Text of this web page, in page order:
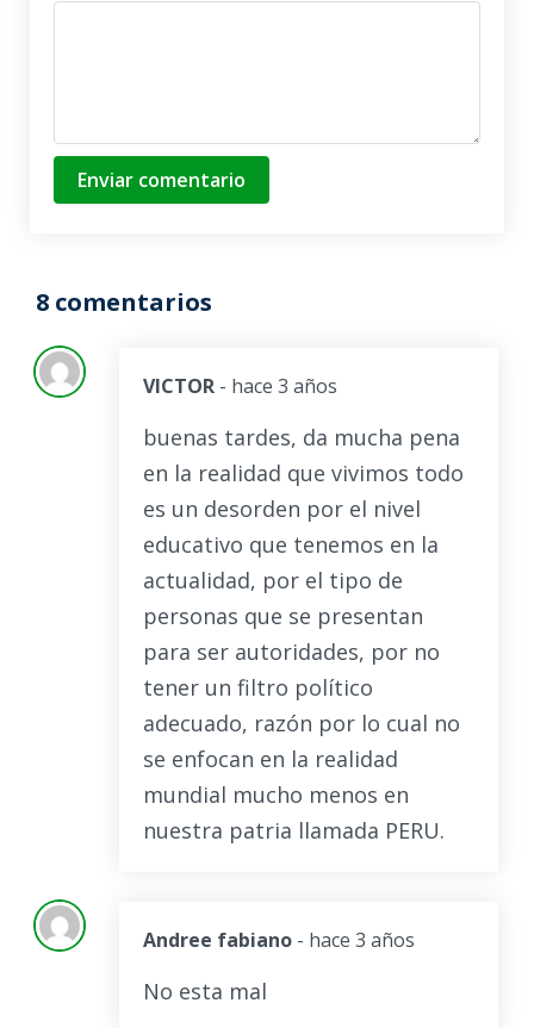
Enviar comentario
8 comentarios
VICTOR - hace 3 años
buenas tardes, da mucha pena
en la realidad que vivimos todo
es un desorden por el nivel
educativo que tenemos en la
actualidad, por el tipo de
personas que se presentan
para ser autoridades, por no
tener un filtro político
adecuado, razón por lo cual no
se enfocan en la realidad
mundial mucho menos en
nuestra patria llamada PERU.
Andree fabiano - hace 3 años
No esta mal